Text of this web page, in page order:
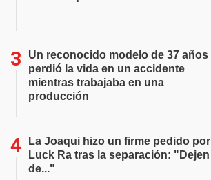
Un reconocido modelo de 37 años
perdió la vida en un accidente
mientras trabajaba en una
producción
La Joaqui hizo un firme pedido por
Luck Ra tras la separación: "Dejen
de..."